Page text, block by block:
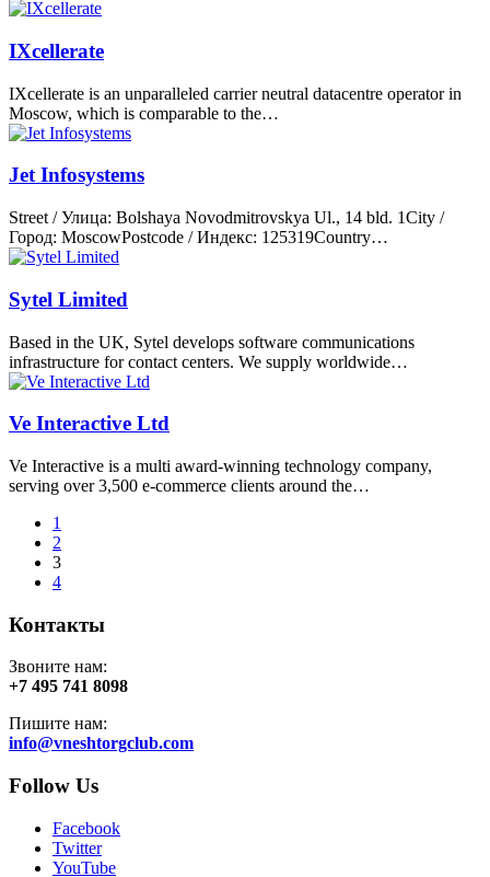
IXcellerate
IXcellerate is an unparalleled carrier neutral datacentre operator in
Moscow, which is comparable to the…
Jet Infosystems
Street / Улица: Bolshaya Novodmitrovskya Ul., 14 bld. 1City /
Город: MoscowPostcode / Индекс: 125319Country…
Sytel Limited
Based in the UK, Sytel develops software communications
infrastructure for contact centers. We supply worldwide…
Ve Interactive Ltd
Ve Interactive is a multi award-winning technology company,
serving over 3,500 e-commerce clients around the…
1
2
3
4
Контакты
Звоните нам:
+7 495 741 8098
Пишите нам:
info@vneshtorgclub.com
Follow Us
Facebook
Twitter
YouTube